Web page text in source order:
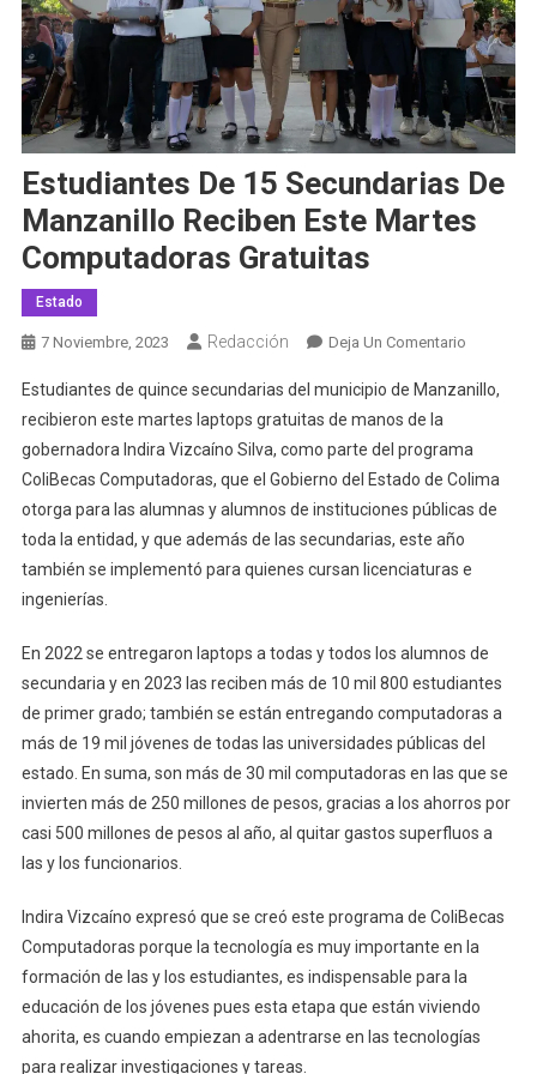
Estudiantes De 15 Secundarias De
Manzanillo Reciben Este Martes
Computadoras Gratuitas
Estado
7 Noviembre, 2023 Redacción Deja Un ComentarioEn
De
De
Este
Gratuitas
Estudiantes de quince secundarias del municipio de Manzanillo,
recibieron este martes laptops gratuitas de manos de la
gobernadora Indira Vizcaíno Silva, como parte del programa
ColiBecas Computadoras, que el Gobierno del Estado de Colima
otorga para las alumnas y alumnos de instituciones públicas de
toda la entidad, y que además de las secundarias, este año
también se implementó para quienes cursan licenciaturas e
ingenierías.
En 2022 se entregaron laptops a todas y todos los alumnos de
secundaria y en 2023 las reciben más de 10 mil 800 estudiantes
de primer grado; también se están entregando computadoras a
más de 19 mil jóvenes de todas las universidades públicas del
estado. En suma, son más de 30 mil computadoras en las que se
invierten más de 250 millones de pesos, gracias a los ahorros por
casi 500 millones de pesos al año, al quitar gastos superfluos a
las y los funcionarios.
Indira Vizcaíno expresó que se creó este programa de ColiBecas
Computadoras porque la tecnología es muy importante en la
formación de las y los estudiantes, es indispensable para la
educación de los jóvenes pues esta etapa que están viviendo
ahorita, es cuando empiezan a adentrarse en las tecnologías
para realizar investigaciones y tareas.